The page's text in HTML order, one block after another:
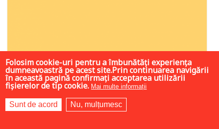
30 LEI
Folosim cookie-uri pentru a îmbunătăți experiența
dumneavoastră pe acest site.Prin continuarea navigării
în această pagină confirmați acceptarea utilizării
fișierelor de tip cookie. Mai multe informații
Sunt de acord Nu, mulțumesc